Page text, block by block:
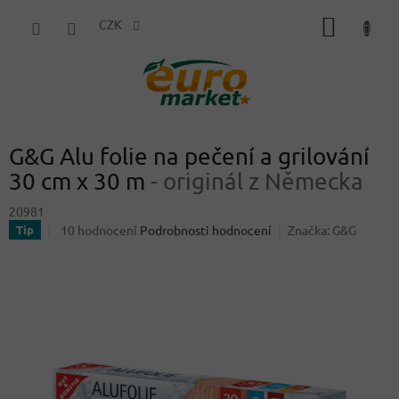
CZK
G&G Alu folie na pečení a grilování
30 cm x 30 m - originál z Německa
20981
Tip
Průměrné
10 hodnocení Podrobnosti hodnocení Značka: G&G